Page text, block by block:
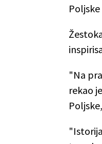
"Na
rekao